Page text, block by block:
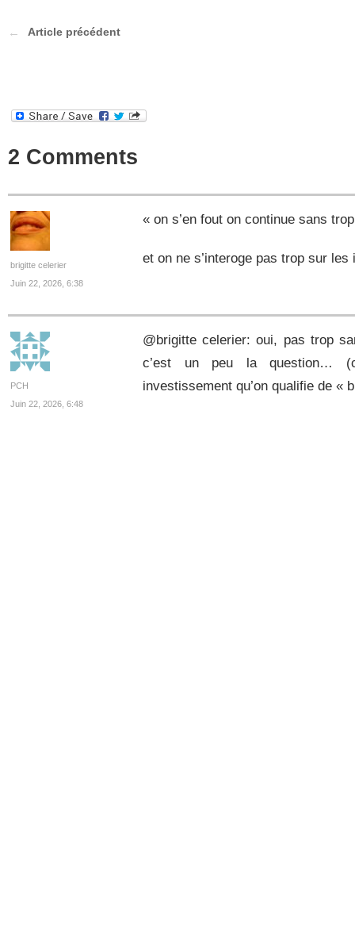
Article précédent
2 Comments
brigitte celerier
Juin 22, 2026, 6:38
« on s’en fout on continue sans
et on ne s’interoge pas trop sur
PCH
Juin 22, 2026, 6:48
@brigitte celerier: oui, pas trop
c’est un peu la question…
investissement qu’on qualifie de «